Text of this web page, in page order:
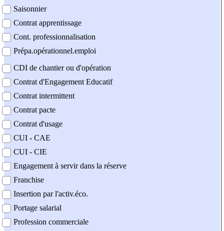
Saisonnier
Contrat apprentissage
Cont. professionnalisation
Prépa.opérationnel.emploi
CDI de chantier ou d'opération
Contrat d'Engagement Educatif
Contrat intermittent
Contrat pacte
Contrat d'usage
CUI - CAE
CUI - CIE
Engagement à servir dans la réserve
Franchise
Insertion par l'activ.éco.
Portage salarial
Profession commerciale